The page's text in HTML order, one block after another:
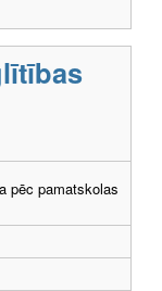
pēc pamatskolas